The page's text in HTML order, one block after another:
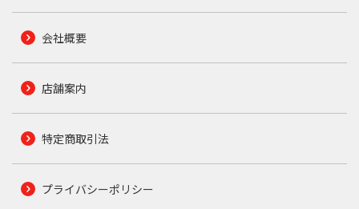
会社概要
店舗案内
特定商取引法
プライバシーポリシー